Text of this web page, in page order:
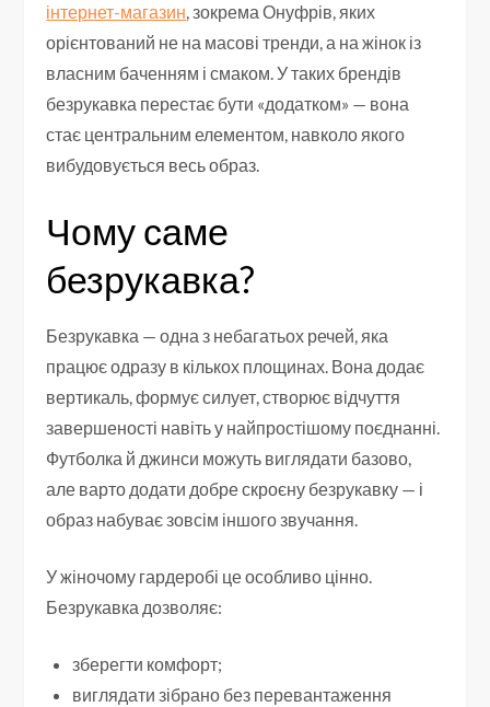
інтернет-магазин, зокрема Онуфрів, яких
орієнтований не на масові тренди, а на жінок із
власним баченням і смаком. У таких брендів
безрукавка перестає бути «додатком» — вона
стає центральним елементом, навколо якого
вибудовується весь образ.
Чому саме
безрукавка?
Безрукавка — одна з небагатьох речей, яка
працює одразу в кількох площинах. Вона додає
вертикаль, формує силует, створює відчуття
завершеності навіть у найпростішому поєднанні.
Футболка й джинси можуть виглядати базово,
але варто додати добре скроєну безрукавку — і
образ набуває зовсім іншого звучання.
У жіночому гардеробі це особливо цінно.
Безрукавка дозволяє:
зберегти комфорт;
виглядати зібрано без перевантаження